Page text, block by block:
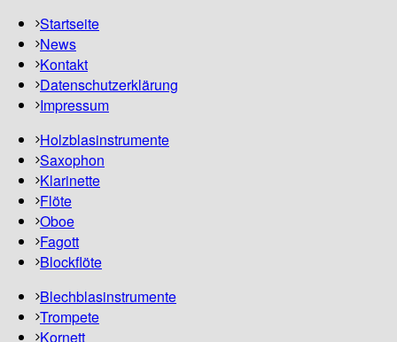
Startseite
News
Kontakt
Datenschutzerklärung
Impressum
Holzblasinstrumente
Saxophon
Klarinette
Flöte
Oboe
Fagott
Blockflöte
Blechblasinstrumente
Trompete
Kornett